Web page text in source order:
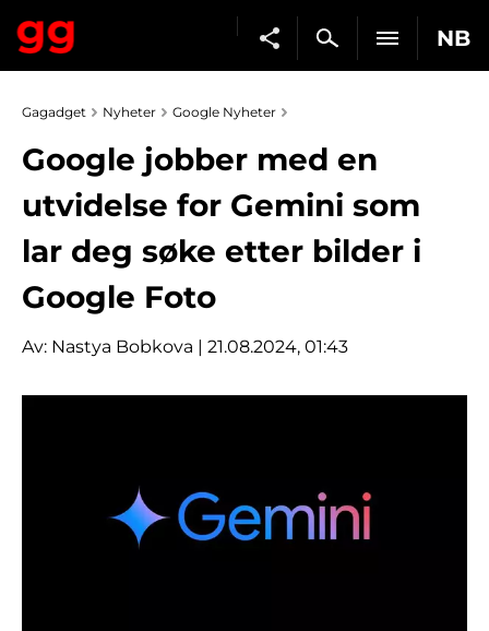
NB
Gagadget Nyheter Google Nyheter
Google jobber med en
utvidelse for Gemini som
lar deg søke etter bilder i
Google Foto
Av: Nastya Bobkova | 21.08.2024, 01:43